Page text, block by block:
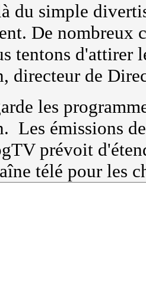
du simple
De nombreux
tentons
directeur de
les
Les émissions
prévoit
télé pour les